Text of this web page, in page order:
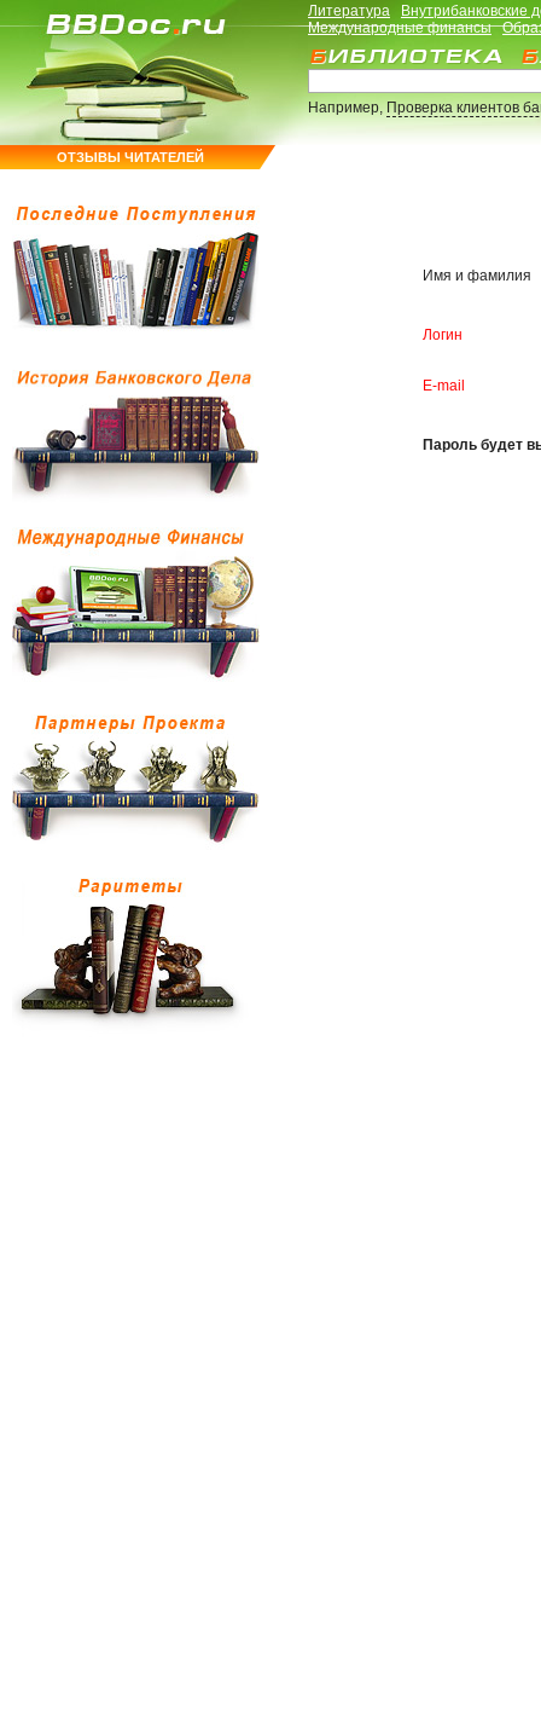
ОТЗЫВЫ ЧИТАТЕЛЕЙ
Литература
Внутрибанковские
Международные финансы
Например,Проверка клиентов
Имя и фамилия
Логин
E-mail
Пароль будет